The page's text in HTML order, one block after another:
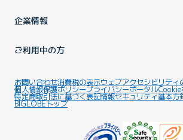
企業情報
ご利用中の方
お問い合わせ消費税の表示ウェブアクセシビリティ
個人情報保護ポリシープライバシーポータルCookie
特定商取引法に基づく表記情報セキュリティ基本方
BIGLOBEトップ